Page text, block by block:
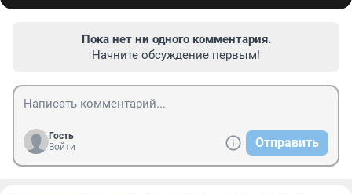
Пока нет ни одного комментария.
Начните обсуждение первым!
Гость
Войти
Отправить